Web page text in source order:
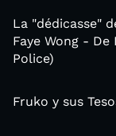
La "dédicasse"
Faye Wong - De
Police)
Fruko y sus